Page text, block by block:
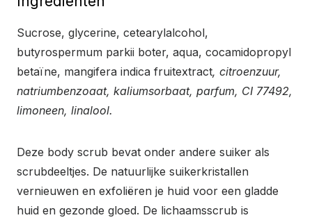
Sucrose, glycerine, cetearylalcohol,
butyrospermum parkii boter, aqua, cocamidopropyl
betaïne, mangifera indica fruitextract, citroenzuur,
natriumbenzoaat, kaliumsorbaat, parfum, CI 77492,
limoneen, linalool.
Deze body scrub bevat onder andere suiker als
scrubdeeltjes. De natuurlijke suikerkristallen
vernieuwen en exfoliëren je huid voor een gladde
huid en gezonde gloed. De lichaamsscrub is